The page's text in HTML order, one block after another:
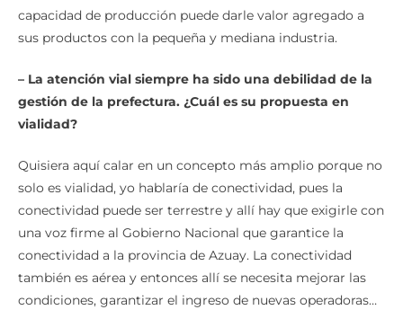
capacidad de producción puede darle valor agregado a
sus productos con la pequeña y mediana industria.
– La atención vial siempre ha sido una debilidad de la
gestión de la prefectura. ¿Cuál es su propuesta en
vialidad?
Quisiera aquí calar en un concepto más amplio porque no
solo es vialidad, yo hablaría de conectividad, pues la
conectividad puede ser terrestre y allí hay que exigirle con
una voz firme al Gobierno Nacional que garantice la
conectividad a la provincia de Azuay. La conectividad
también es aérea y entonces allí se necesita mejorar las
condiciones, garantizar el ingreso de nuevas operadoras…